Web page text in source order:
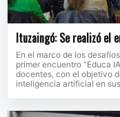
Ituzaingó: Se realizó el
En el marco de los
primer encuentro “Educa
docentes, con el objetivo
inteligencia artificial en